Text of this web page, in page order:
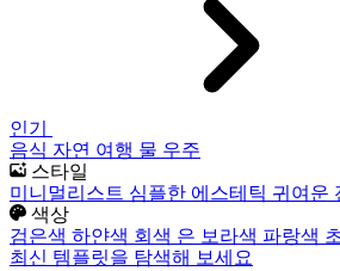
인기
음식 자연 여행 물 우주
스타일
미니멀리스트 심플한 에스테틱 귀여운
색상
검은색 하얀색 회색 은 보라색 파랑색
최신 템플릿을 탐색해 보세요